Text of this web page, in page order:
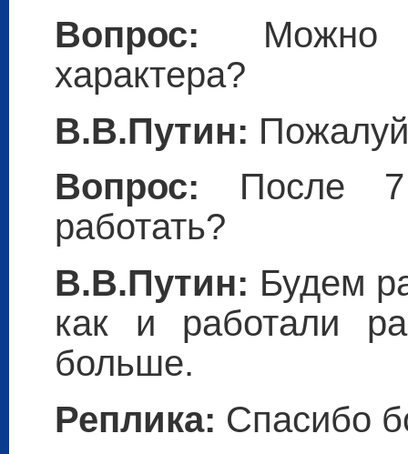
Вопрос: Можно
характера?
В.В.Путин:
Вопрос: После
работать?
В.В.Путин: Будем
как и работали
больше.
Реплика: Спасибо